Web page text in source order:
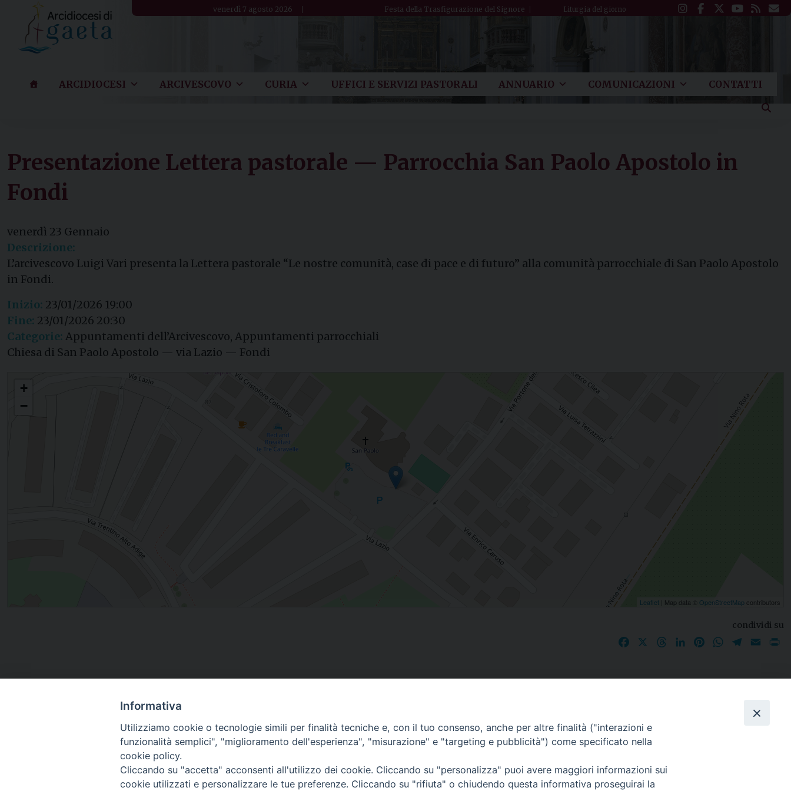
content
venerdì 7 agosto 2026 Festa della Trasfigurazione del Signore Liturgia del giorno
ARCIDIOCESI ARCIVESCOVO CURIA UFFICI E SERVIZI PASTORALI ANNUARIO COMUNICAZIONI CONTATTI
Presentazione Lettera pastorale — Parrocchia San Paolo Apostolo in
Fondi
venerdì 23 Gennaio
Descrizione:
L’arcivescovo Luigi Vari presenta la Lettera pastorale “Le nostre comunità, case di pace e di futuro” alla comunità parrocchiale di San Paolo Apostolo
in Fondi.
Inizio: 23/01/2026 19:00
Fine: 23/01/2026 20:30
Categorie: Appuntamenti dell’Arcivescovo, Appuntamenti parrocchiali
Chiesa di San Paolo Apostolo — via Lazio — Fondi
Presentazione Lettera pastorale — Parrocchia San Paolo Apostolo in Fondi
+
−
Leaflet | Map data © OpenStreetMap contributors
condividi su
Facebook ThreadsLinkedInPinterestWhatsApp
Telegram
Email
Contatti
Curia
Palazzo De Vio
I nostri social
Informativa
Utilizziamo cookie o tecnologie simili per finalità tecniche e, con il tuo consenso, anche per altre finalità ("interazioni e
funzionalità semplici", "miglioramento dell'esperienza", "misurazione" e "targeting e pubblicità") come specificato nella
cookie policy.
Cliccando su "accetta" acconsenti all'utilizzo dei cookie. Cliccando su "personalizza" puoi avere maggiori informazioni sui
cookie utilizzati e personalizzare le tue preferenze. Cliccando su "rifiuta" o chiudendo questa informativa proseguirai la